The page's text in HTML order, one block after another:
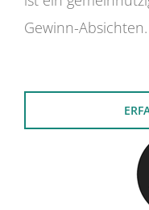
Gewinn-Absichten.